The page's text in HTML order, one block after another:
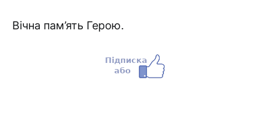
Вічна пам’ять Герою.